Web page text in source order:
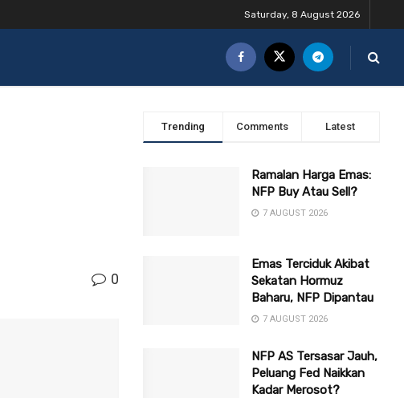
Saturday, 8 August 2026
0
Trending Comments Latest
Ramalan Harga Emas:
NFP Buy Atau Sell?
7 AUGUST 2026
Emas Terciduk Akibat
Sekatan Hormuz
Baharu, NFP Dipantau
7 AUGUST 2026
NFP AS Tersasar Jauh,
Peluang Fed Naikkan
Kadar Merosot?